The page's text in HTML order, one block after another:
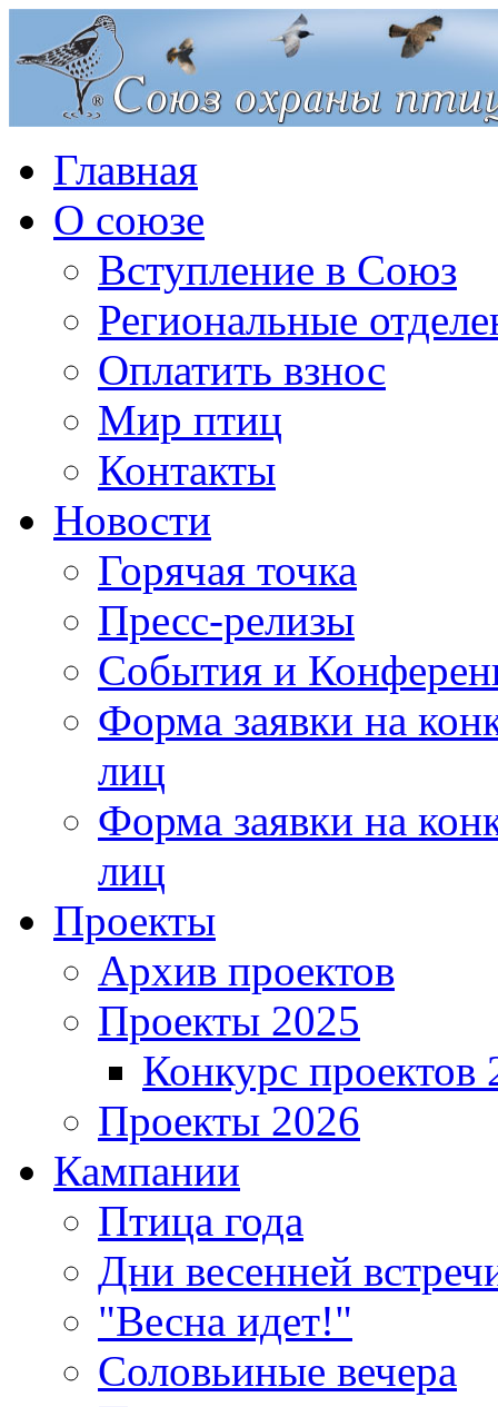
Главная
О союзе
Вступление в Союз
Региональные
Оплатить взнос
Мир птиц
Контакты
Новости
Горячая точка
Пресс-релизы
События и
Форма заявки на
лиц
Форма заявки на
лиц
Проекты
Архив проектов
Проекты 2025
Конкурс проектов
Проекты 2026
Кампании
Птица года
Дни весенней
"Весна идет!"
Соловьиные вечера